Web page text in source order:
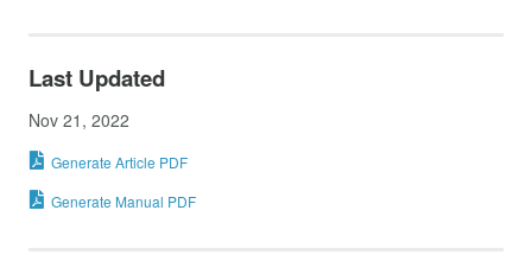
Last Updated
Nov 21, 2022
Generate Article PDF
Generate Manual PDF